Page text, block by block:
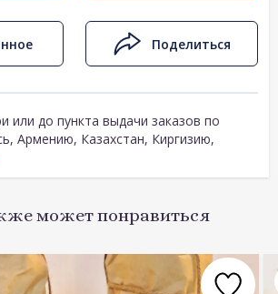
Поделиться
или до пункта выдачи заказов по
Армению, Казахстан, Киргизию,
может понравиться